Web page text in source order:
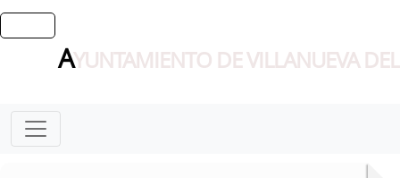
AYUNTAMIENTO DE VILLANUEVA